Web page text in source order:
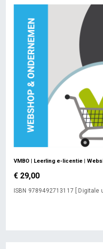
VMBO | Leerling e-licentie |
€ 29,00
ISBN 9789492713117 [ Digitale